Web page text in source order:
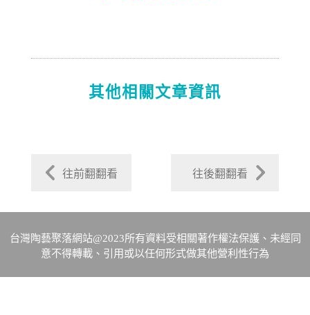
往前翻翻看 往後翻翻看
其他相關文章資訊
台灣陶藝聚落網站@2023所有資料受相關著作權法保護、未經同
意不得轉載、引用或以任何形式做其他營利性行為